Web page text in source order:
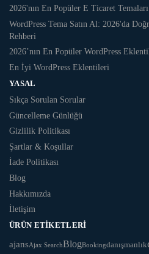
2026'nın En Popüler E Ticaret
WordPress Tema Satın Al: 2026'da
Rehberi
2026’nın En Popüler WordPress
En İyi WordPress Eklentileri
YASAL
Sıkça Sorulan Sorular
Güncelleme Günlüğü
Gizlilik Politikası
Şartlar & Koşullar
İade Politikası
Blog
Hakkımızda
İletişim
ÜRÜN ETIKETLERI
ajansAjax SearchBlogBookingdanışmanlık